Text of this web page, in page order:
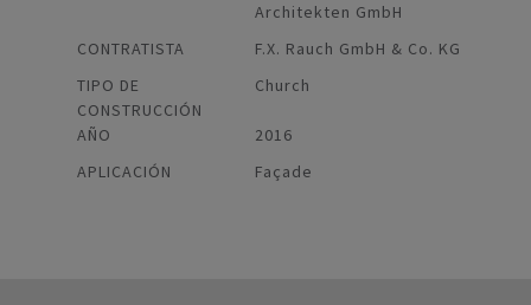
Architekten GmbH
CONTRATISTA
F.X. Rauch GmbH & Co. KG
TIPO DE
CONSTRUCCIÓN
Church
AÑO
2016
APLICACIÓN
Façade